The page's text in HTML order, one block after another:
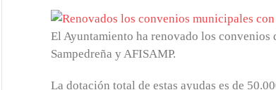
El Ayuntamiento ha renovado los
Sampedreña y AFISAMP.
La dotación total de estas ayudas es de